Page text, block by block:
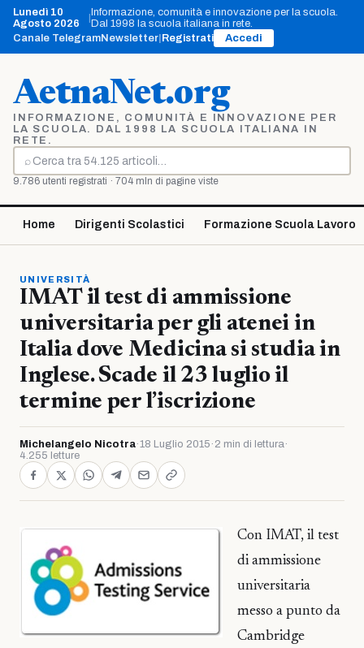
Vai
contenuto
Lunedì 10
Agosto 2026
Informazione, comunità e innovazione per la scuola.
Dal 1998 la scuola italiana in rete.
Canale TelegramNewsletter Registrati Accedi
AetnaNet.org
INFORMAZIONE, COMUNITÀ E INNOVAZIONE PER
LA SCUOLA. DAL 1998 LA SCUOLA ITALIANA IN
RETE.
⌕
Cerca
9.786 utenti registrati · 704 mln di pagine viste
Home Dirigenti Scolastici Formazione Scuola Lavoro
UNIVERSITÀ
IMAT il test di ammissione
universitaria per gli atenei in
Italia dove Medicina si studia in
Inglese. Scade il 23 luglio il
termine per l’iscrizione
Michelangelo Nicotra·18 Luglio 2015 · 2 min di lettura·
4.255 letture
Con IMAT, il test
di ammissione
universitaria
messo a punto da
Cambridge